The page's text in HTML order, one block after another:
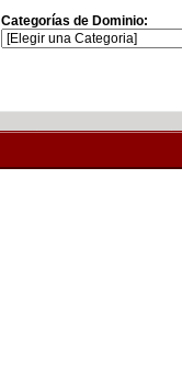
Categorías de Dominio: